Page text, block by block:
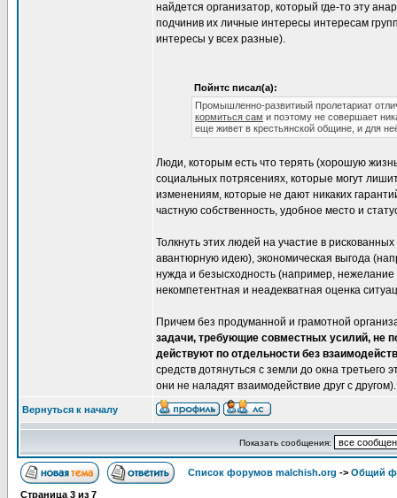
найдется организатор, который где-то эту
подчинив их личные интересы интересам
интересы у всех разные).
Пойнтс писал(а):
Промышленно-развитиый пролетариат
кормиться сам и поэтому не совершает
еще живет в крестьянской общине, и для
Люди, которым есть что терять (хорошую
социальных потрясениях, которые могут
изменениям, которые не дают никаких
частную собственность, удобное место и
Толкнуть этих людей на участие в
авантюрную идею), экономическая выгода
нужда и безысходность (например,
некомпетентная и неадекватная оценка
Причем без продуманной и грамотной
задачи, требующие совместных усилий, не
действуют по отдельности без
средств дотянуться с земли до окна третьего
они не наладят взаимодействие друг с другом).
Вернуться к началу
Показать сообщения:
Список форумов malchish.org -> Общий
Страница 3 из 7